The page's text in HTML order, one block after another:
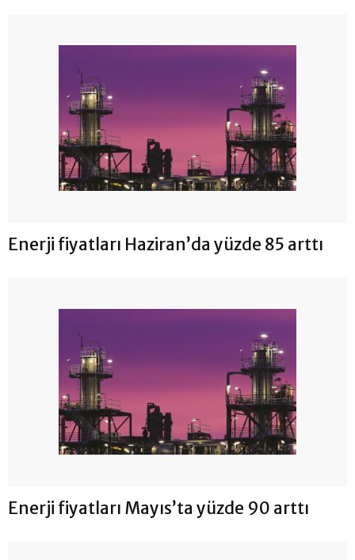
Enerji fiyatları Haziran’da yüzde 85 arttı
Enerji fiyatları Mayıs’ta yüzde 90 arttı